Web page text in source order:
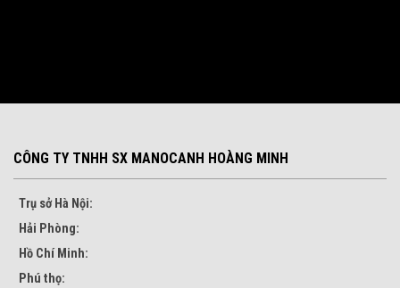
CÔNG TY TNHH SX MANOCANH HOÀNG MINH
Trụ sở Hà Nội:
Hải Phòng:
Hồ Chí Minh:
Phú thọ: